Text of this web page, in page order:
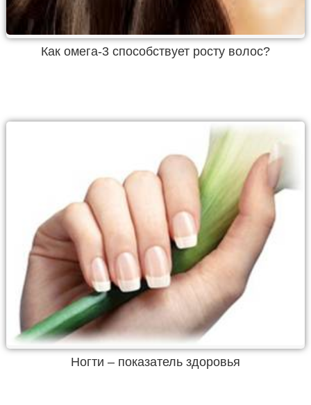
Как омега-3 способствует росту волос?
Ногти – показатель здоровья